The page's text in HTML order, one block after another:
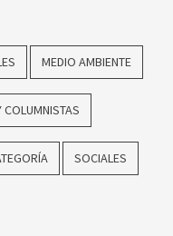
MEDIO AMBIENTE
COLUMNISTAS
SOCIALES